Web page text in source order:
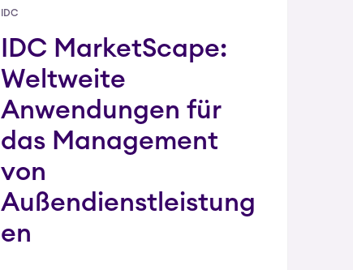
IDC
IDC MarketScape:
Weltweite
Anwendungen für
das Management
von
Außendienstleistung
en